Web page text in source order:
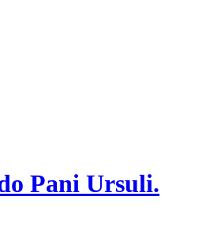
Pani Ursuli.